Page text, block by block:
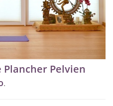
Plancher Pelvien
.